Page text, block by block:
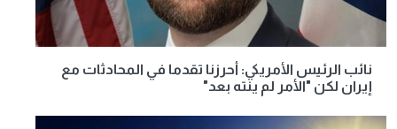
نائب الرئيس الأمريكي: أحرزنا تقدما في المحادثات مع
إيران لكن "الأمر لم ينته بعد"